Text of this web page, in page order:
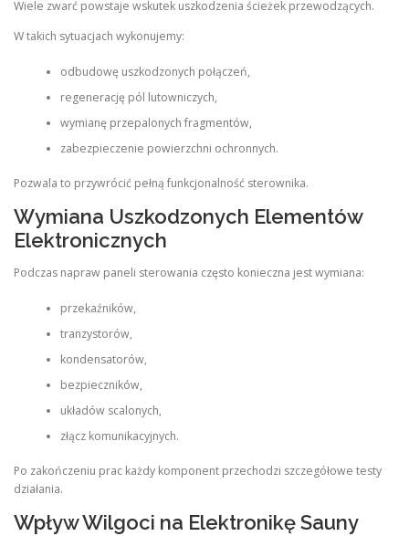
Wiele zwarć powstaje wskutek uszkodzenia ścieżek przewodzących.
W takich sytuacjach wykonujemy:
odbudowę uszkodzonych połączeń,
regenerację pól lutowniczych,
wymianę przepalonych fragmentów,
zabezpieczenie powierzchni ochronnych.
Pozwala to przywrócić pełną funkcjonalność sterownika.
Wymiana Uszkodzonych Elementów
Elektronicznych
Podczas napraw paneli sterowania często konieczna jest wymiana:
przekaźników,
tranzystorów,
kondensatorów,
bezpieczników,
układów scalonych,
złącz komunikacyjnych.
Po zakończeniu prac każdy komponent przechodzi szczegółowe testy
działania.
Wpływ Wilgoci na Elektronikę Sauny